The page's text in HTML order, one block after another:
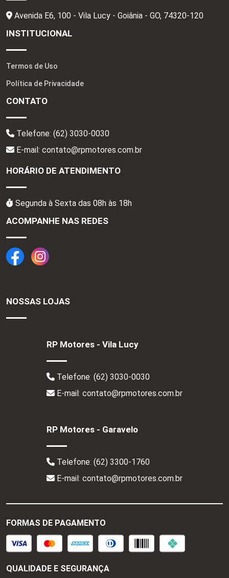
Avenida E6, 100 - Vila Lucy - Goiânia - GO, 74320-120
INSTITUCIONAL
Termos de Uso
Política de Privacidade
CONTATO
Telefone: (62) 3030-0030
E-mail: contato@rpmotores.com.br
HORÁRIO DE ATENDIMENTO
Segunda à Sexta das 08h às 18h
ACOMPANHE NAS REDES
NOSSAS LOJAS
RP Motores - Vila Lucy
Telefone: (62) 3030-0030
E-mail: contato@rpmotores.com.br
RP Motores - Garavelo
Telefone: (62) 3300-1760
E-mail: contato@rpmotores.com.br
FORMAS DE PAGAMENTO
QUALIDADE E SEGURANÇA